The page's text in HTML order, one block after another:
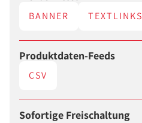
BANNER TEXTLINKS
Produktdaten-Feeds
CSV
Sofortige Freischaltung